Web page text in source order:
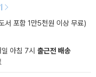
서 포함 1만5천원 이상 무료)
아침 7시 출근전 배송